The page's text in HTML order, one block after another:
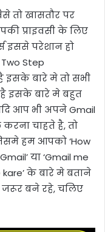
तो खासतौर पर
प्राइवसी के लिए
इससे परेशान हो
Step
इसके बारे मे तो सभी
इसके बारे मे बहुत
आप भी अपने Gmail
चाहते है, तो
हम आपको ‘How
या ‘Gmail me
kare’ के बारे मे बताने
बने रहे, चलिए